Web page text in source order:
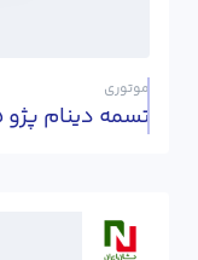
موتوری
تسمه دینام پژو 405 (6PK1665)